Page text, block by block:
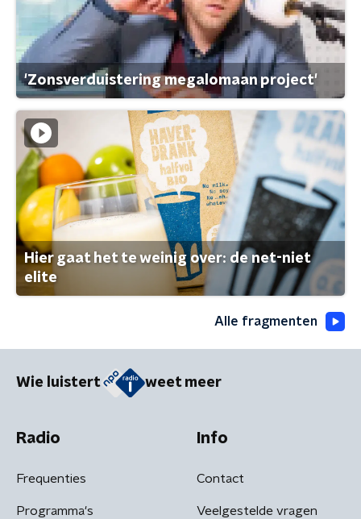
'Zonsverduistering megalomaan project'
Hier gaat het te weinig over: de net-niet
elite
Alle fragmenten
Wie luistert weet meer
Radio
Frequenties
Programma's
Info
Contact
Veelgestelde vragen